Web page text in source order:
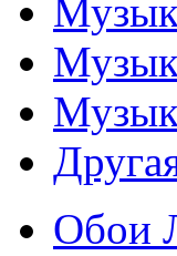
Обои